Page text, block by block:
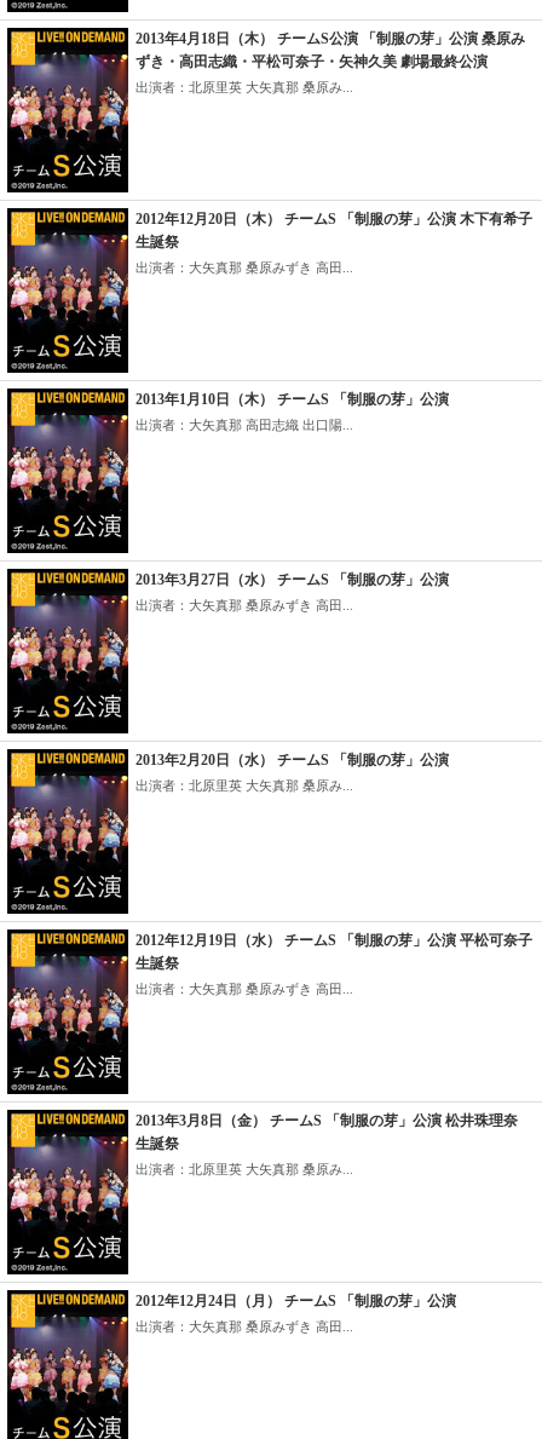
2013年4月18日（木） チームS公演 「制服の芽」公演 桑原み
ずき・高田志織・平松可奈子・矢神久美 劇場最終公演
出演者：北原里英 大矢真那 桑原み...
2012年12月20日（木） チームS 「制服の芽」公演 木下有希子
生誕祭
出演者：大矢真那 桑原みずき 高田...
2013年1月10日（木） チームS 「制服の芽」公演
出演者：大矢真那 高田志織 出口陽...
2013年3月27日（水） チームS 「制服の芽」公演
出演者：大矢真那 桑原みずき 高田...
2013年2月20日（水） チームS 「制服の芽」公演
出演者：北原里英 大矢真那 桑原み...
2012年12月19日（水） チームS 「制服の芽」公演 平松可奈子
生誕祭
出演者：大矢真那 桑原みずき 高田...
2013年3月8日（金） チームS 「制服の芽」公演 松井珠理奈
生誕祭
出演者：北原里英 大矢真那 桑原み...
2012年12月24日（月） チームS 「制服の芽」公演
出演者：大矢真那 桑原みずき 高田...